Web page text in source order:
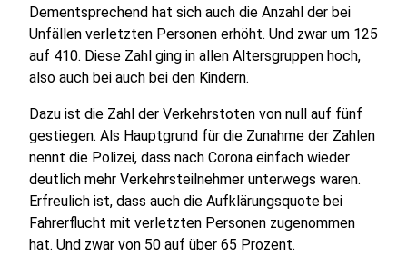
Dementsprechend hat sich auch die Anzahl der bei
Unfällen verletzten Personen erhöht. Und zwar um 125
auf 410. Diese Zahl ging in allen Altersgruppen hoch,
also auch bei auch bei den Kindern.
Dazu ist die Zahl der Verkehrstoten von null auf fünf
gestiegen. Als Hauptgrund für die Zunahme der Zahlen
nennt die Polizei, dass nach Corona einfach wieder
deutlich mehr Verkehrsteilnehmer unterwegs waren.
Erfreulich ist, dass auch die Aufklärungsquote bei
Fahrerflucht mit verletzten Personen zugenommen
hat. Und zwar von 50 auf über 65 Prozent.